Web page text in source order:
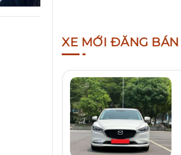
XE MỚI ĐĂNG BÁN